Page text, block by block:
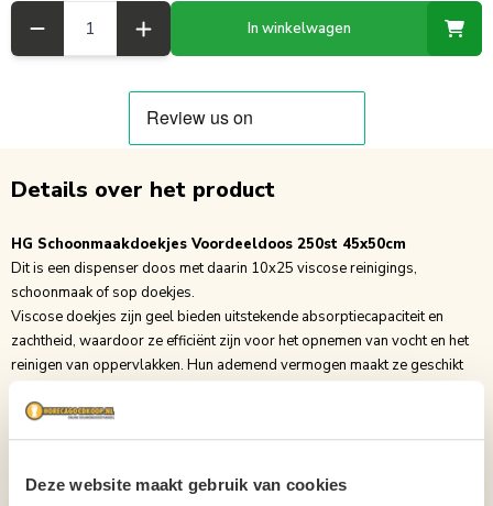
Deze website maakt gebruik van cookies
In winkelwagen
Details over het product
HG Schoonmaakdoekjes Voordeeldoos 250st 45x50cm
Dit is een dispenser doos met daarin 10x25 viscose reinigings,
schoonmaak of sop doekjes.
Viscose doekjes zijn geel bieden uitstekende absorptiecapaciteit en
zachtheid, waardoor ze efficiënt zijn voor het opnemen van vocht en het
reinigen van oppervlakken. Hun ademend vermogen maakt ze geschikt
voor het afnemen van diverse huishoudelijke oppervlakken, terwijl de
soepelheid en drapering zorgen voor gemakkelijke hantering. Daarnaast
zijn viscose doekjes biologisch afbreekbaar, waardoor ze een
Inhoud
1st